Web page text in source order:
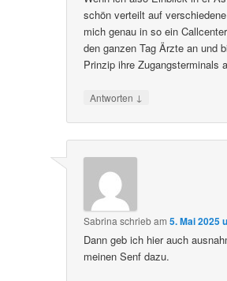
schön verteilt auf
mich genau in so ein
den ganzen Tag Ärzte an und
Prinzip ihre Zugangsterminals
Antworten ↓
Sabrinaschriebam5. Mai 2025
Dann geb ich hier auch
meinen Senf dazu.